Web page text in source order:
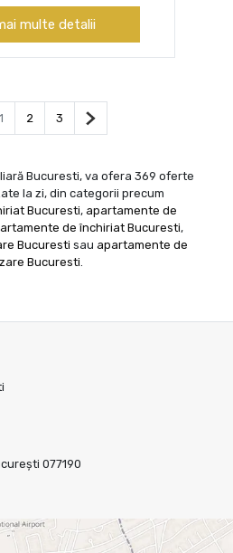
multe detalii
anterioară
1 2 3 Pagina următoare
Bucuresti, va ofera 369 oferte
la zi, din categorii precum
Bucuresti, apartamente de
de închiriat Bucuresti,
Bucuresti sau apartamente de
Bucuresti
077190